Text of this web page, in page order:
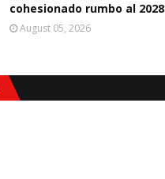
cohesionado rumbo al 2028
August 05, 2026